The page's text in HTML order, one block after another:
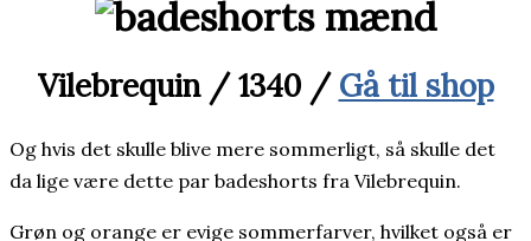
Vilebrequin / 1340 / Gå til shop
Og hvis det skulle blive mere sommerligt, så skulle det
da lige være dette par badeshorts fra Vilebrequin.
Grøn og orange er evige sommerfarver, hvilket også er